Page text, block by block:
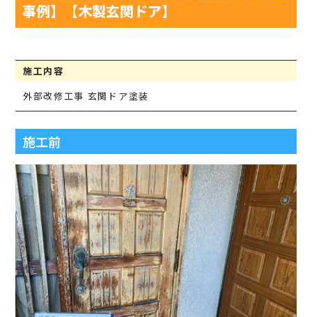
事例】【木製玄関ドア】
施工内容
外部改修工事 玄関ドア塗装
施工前